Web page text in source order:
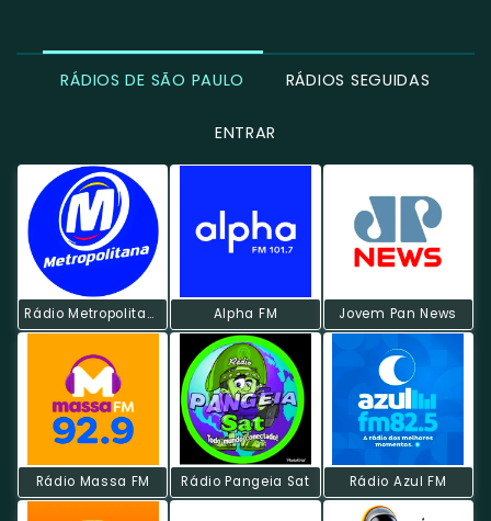
RÁDIOS DE SÃO PAULO RÁDIOS SEGUIDAS
ENTRAR
Rádio Metropolitana POP Alpha FM Jovem Pan News
Rádio Massa FM Rádio Pangeia Sat Rádio Azul FM